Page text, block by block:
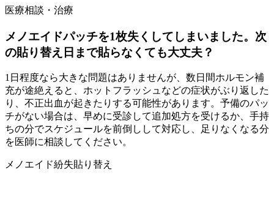
医療相談・治療
メノエイドパッチを1枚失くしてしまいました。次
の貼り替え日まで貼らなくても大丈夫？
1日程度なら大きな問題はありませんが、数日間ホルモン補
充が途絶えると、ホットフラッシュなどの症状がぶり返した
り、不正出血が起きたりする可能性があります。予備のパッ
チがない場合は、早めに受診して追加処方を受けるか、手持
ちの分でスケジュールを前倒しして対応し、足りなくなる分
を医師に相談してください。
メノエイド紛失貼り替え